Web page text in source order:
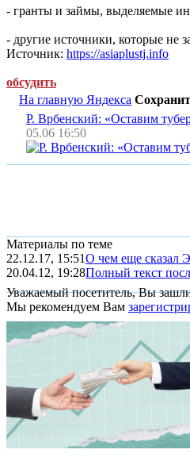
- гранты и займы, выделяемые
- другие источники, которые не
Источник: https://asiaplustj.info
обсудить
На главную Яндекса
Р. Врбенский: «Оставим
05.06 16:50
Материалы по теме
22.12.17, 15:51О чем еще сказал
20.04.12, 19:28Полный текст
Уважаемый посетитель, Вы
Мы рекомендуем Вам